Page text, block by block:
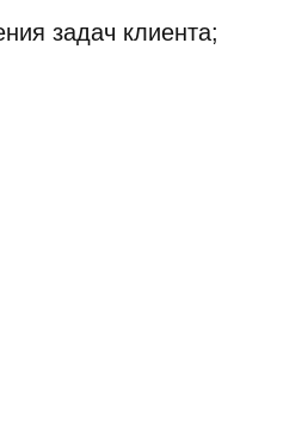
задач клиента;